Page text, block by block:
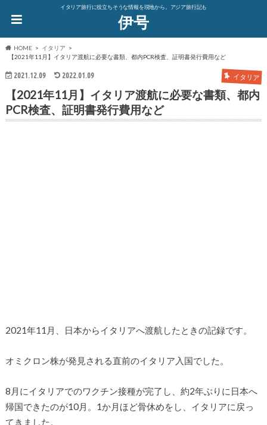
イタリア旅行に役立ちそうな情報を現地から。アジア旅行記も
伊号
HOME
イタリア
【2021年11月】イタリア渡航に必要な書類、都内PCR検査、証明書発行費用など
2021.12.09 2022.01.09 イタリア
【2021年11月】イタリア渡航に必要な書類、都内
PCR検査、証明書発行費用など
2021年11月、日本からイタリアへ渡航したときの記録です。
オミクロン株が発見される直前のイタリア入国でした。
8月にイタリアでのワクチン接種が完了し、約2年ぶりに日本へ
帰国できたのが10月。1か月ほど骨休めをし、イタリアに戻っ
てきました。